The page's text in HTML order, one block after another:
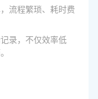
流程繁琐、耗时费
录，不仅效率低